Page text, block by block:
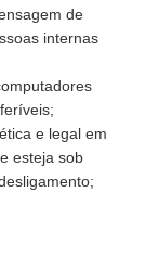
de
internas
e legal em
esteja sob